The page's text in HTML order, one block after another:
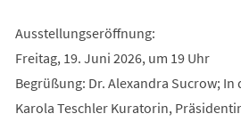
Ausstellungseröffnung:
Freitag, 19. Juni 2026, um 19 Uhr
Begrüßung: Dr. Alexandra Sucrow;
Karola Teschler Kuratorin,